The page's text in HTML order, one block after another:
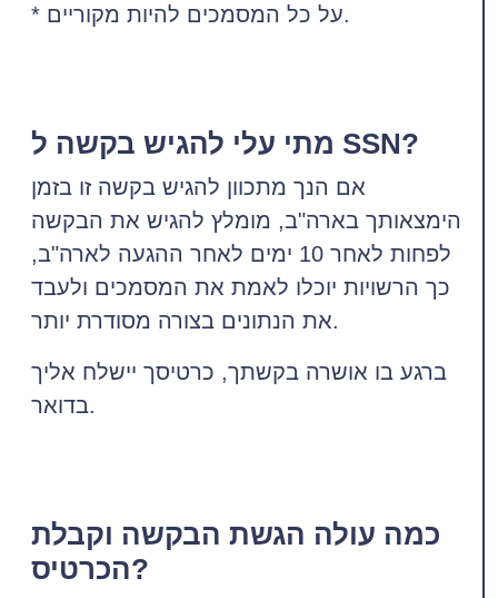
* על כל המסמכים להיות מקוריים.
מתי עלי להגיש בקשה ל SSN?
אם הנך מתכוון להגיש בקשה זו בזמן
הימצאותך בארה"ב, מומלץ להגיש את הבקשה
לפחות לאחר 10 ימים לאחר ההגעה לארה"ב,
כך הרשויות יוכלו לאמת את המסמכים ולעבד
את הנתונים בצורה מסודרת יותר.
ברגע בו אושרה בקשתך, כרטיסך יישלח אליך
בדואר.
כמה עולה הגשת הבקשה וקבלת
הכרטיס?